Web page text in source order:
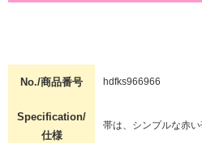
No./商品番号 hdfks966966
Specification/
仕様
帯は、シンプルな赤